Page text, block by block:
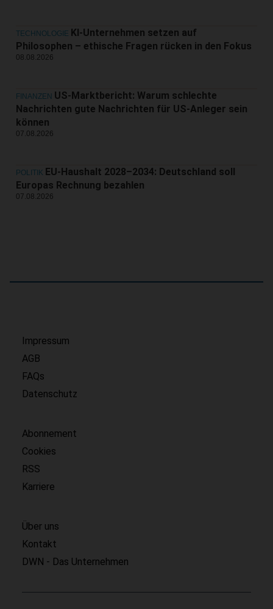
TECHNOLOGIE KI-Unternehmen setzen auf
Philosophen – ethische Fragen rücken in den Fokus
08.08.2026
FINANZEN US-Marktbericht: Warum schlechte
Nachrichten gute Nachrichten für US-Anleger sein
können
07.08.2026
POLITIK EU-Haushalt 2028–2034: Deutschland soll
Europas Rechnung bezahlen
07.08.2026
Impressum
AGB
FAQs
Datenschutz
Abonnement
Cookies
RSS
Karriere
Über uns
Kontakt
DWN - Das Unternehmen